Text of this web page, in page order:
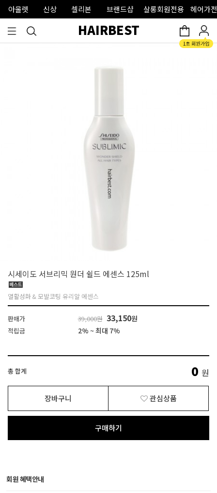
아울렛 신상 셀리본 브랜드샵 살롱회원전용 헤어가
HAIRBEST
시세이도 서브리믹 원더 쉴드 에센스 125ml
열활성화 & 모발코팅 유리알 에센스
판매가 39,000원 33,150원
적립금 2% ~ 최대 7%
총 합계 0 원
장바구니 관심상품
구매하기
회원 혜택안내